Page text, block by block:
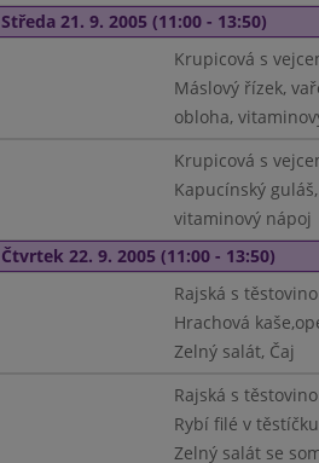
Středa 21. 9. 2005 (11:00 - 13:50)
Krupicová s
Máslový řízek,
obloha,
Krupicová s
Kapucínský
vitaminový nápoj
Čtvrtek 22. 9. 2005 (11:00 - 13:50)
Rajská s
Hrachová
Zelný salát, Čaj
Rajská s
Rybí filé v
Zelný salát se